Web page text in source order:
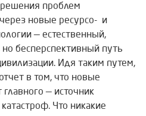
решения проблем
новые ресурсо- и
— естественный,
бесперспективный путь
Идя таким путем,
в том, что новые
— источник
Что никакие